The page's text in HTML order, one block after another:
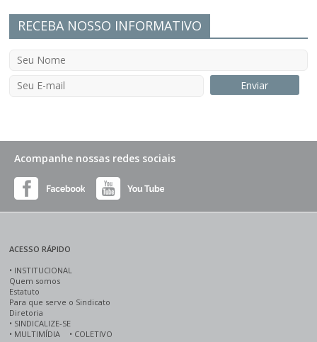
RECEBA NOSSO INFORMATIVO
Acompanhe nossas redes sociais
ACESSO RÁPIDO
• INSTITUCIONAL
Quem somos
Estatuto
Para que serve o Sindicato
Diretoria
• SINDICALIZE-SE
• MULTIMÍDIA
• COLETIVO